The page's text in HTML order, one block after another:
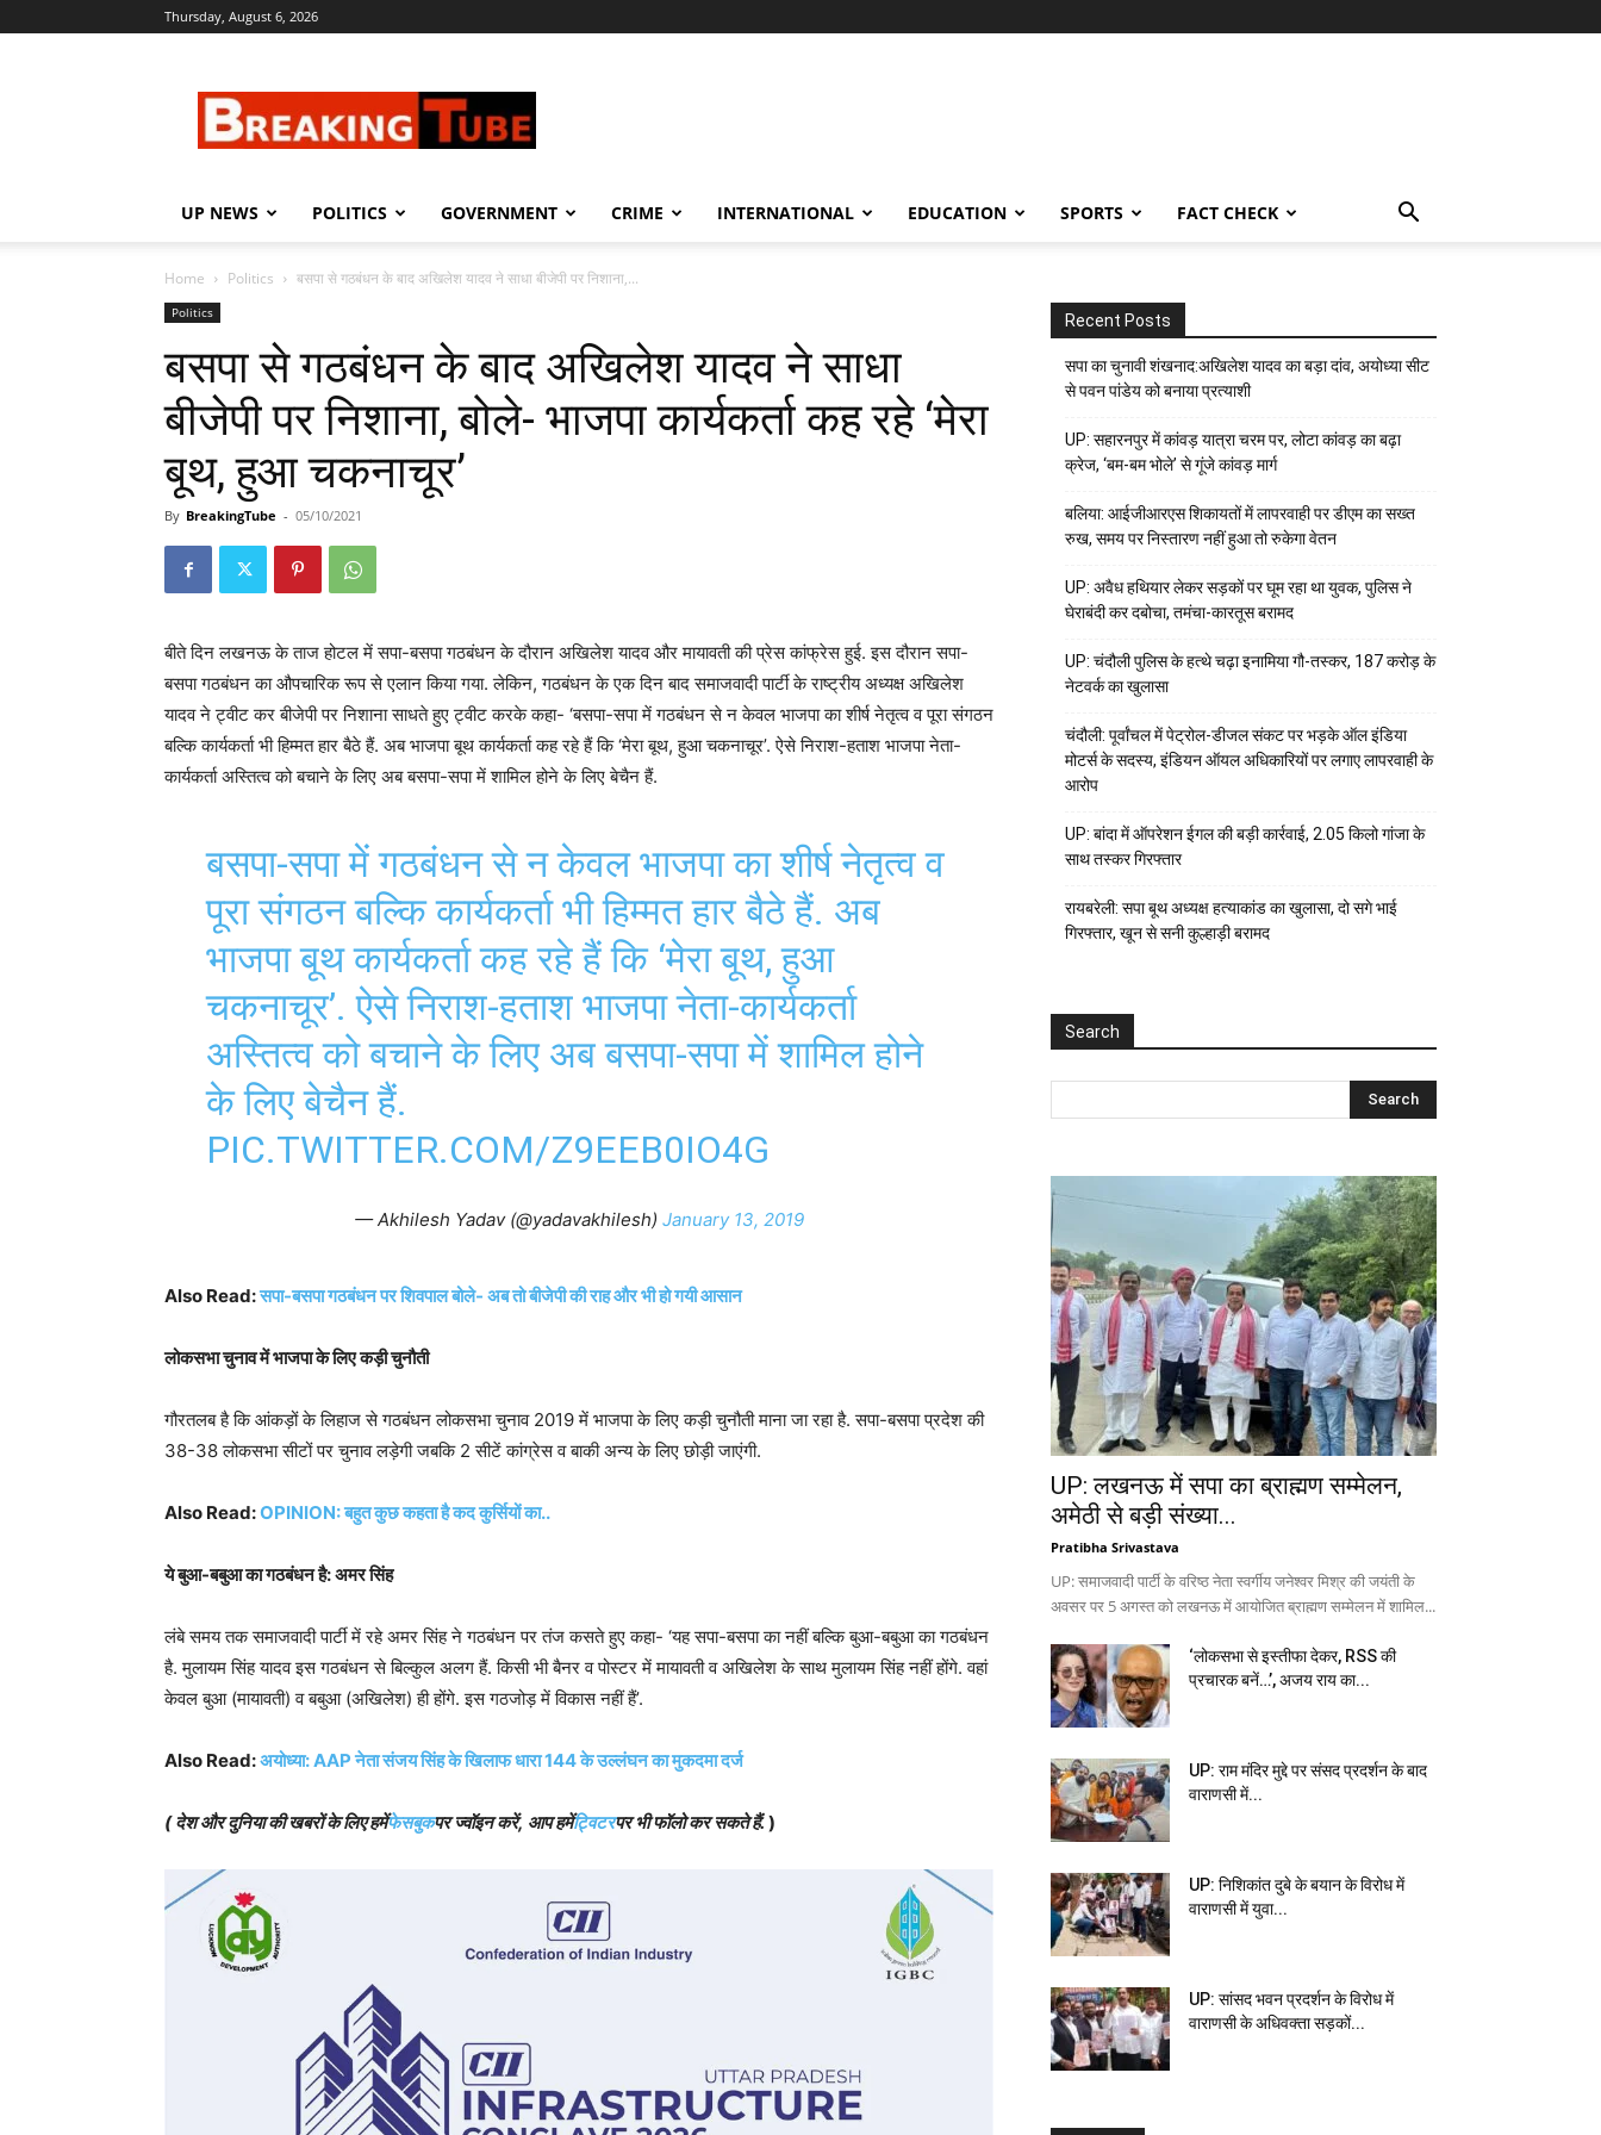
Thursday, August 6, 2026
UP NEWS POLITICS GOVERNMENT CRIME INTERNATIONAL EDUCATION SPORTS FACT CHECK
Home Politics बसपा से गठबंधन के बाद अखिलेश यादव ने साधा बीजेपी पर निशाना,...
Politics
बसपा से गठबंधन के बाद अखिलेश यादव ने साधा
बीजेपी पर निशाना, बोले- भाजपा कार्यकर्ता कह रहे ‘मेरा
बूथ, हुआ चकनाचूर’
By BreakingTube - 05/10/2021
बीते दिन लखनऊ के ताज होटल में सपा-बसपा गठबंधन के दौरान अखिलेश यादव और मायावती की प्रेस कांफ्रेस हुई. इस दौरान सपा-
बसपा गठबंधन का औपचारिक रूप से एलान किया गया. लेकिन, गठबंधन के एक दिन बाद समाजवादी पार्टी के राष्ट्रीय अध्यक्ष अखिलेश
यादव ने ट्वीट कर बीजेपी पर निशाना साधते हुए ट्वीट करके कहा- ‘बसपा-सपा में गठबंधन से न केवल भाजपा का शीर्ष नेतृत्व व पूरा संगठन
बल्कि कार्यकर्ता भी हिम्मत हार बैठे हैं. अब भाजपा बूथ कार्यकर्ता कह रहे हैं कि ‘मेरा बूथ, हुआ चकनाचूर’. ऐसे निराश-हताश भाजपा नेता-
कार्यकर्ता अस्तित्व को बचाने के लिए अब बसपा-सपा में शामिल होने के लिए बेचैन हैं.
बसपा-सपा में गठबंधन से न केवल भाजपा का शीर्ष नेतृत्व व
पूरा संगठन बल्कि कार्यकर्ता भी हिम्मत हार बैठे हैं. अब
भाजपा बूथ कार्यकर्ता कह रहे हैं कि ‘मेरा बूथ, हुआ
चकनाचूर’. ऐसे निराश-हताश भाजपा नेता-कार्यकर्ता
अस्तित्व को बचाने के लिए अब बसपा-सपा में शामिल होने
के लिए बेचैन हैं.
PIC.TWITTER.COM/Z9EEB0IO4G
— Akhilesh Yadav (@yadavakhilesh) January 13, 2019
Also Read:सपा-बसपा गठबंधन पर शिवपाल बोले- अब तो बीजेपी की राह और भी हो गयी आसान
लोकसभा चुनाव में भाजपा के लिए कड़ी चुनौती
गौरतलब है कि आंकड़ों के लिहाज से गठबंधन लोकसभा चुनाव 2019 में भाजपा के लिए कड़ी चुनौती माना जा रहा है. सपा-बसपा प्रदेश की
38-38 लोकसभा सीटों पर चुनाव लड़ेगी जबकि 2 सीटें कांग्रेस व बाकी अन्य के लिए छोड़ी जाएंगी.
Also Read:OPINION: बहुत कुछ कहता है कद कुर्सियों का..
ये बुआ-बबुआ का गठबंधन है: अमर सिंह
लंबे समय तक समाजवादी पार्टी में रहे अमर सिंह ने गठबंधन पर तंज कसते हुए कहा- ‘यह सपा-बसपा का नहीं बल्कि बुआ-बबुआ का गठबंधन
है. मुलायम सिंह यादव इस गठबंधन से बिल्कुल अलग हैं. किसी भी बैनर व पोस्टर में मायावती व अखिलेश के साथ मुलायम सिंह नहीं होंगे. वहां
केवल बुआ (मायावती) व बबुआ (अखिलेश) ही होंगे. इस गठजोड़ में विकास नहीं हैं’.
Also Read:अयोध्या: AAP नेता संजय सिंह के खिलाफ धारा 144 के उल्लंघन का मुकदमा दर्ज
( देश और दुनिया की खबरों के लिए हमेंफेसबुकपर ज्वॉइन करें, आप हमेंट्विटरपर भी फॉलो कर सकते हैं.)
Recent Posts
सपा का चुनावी शंखनाद:अखिलेश यादव का बड़ा दांव, अयोध्या सीट
से पवन पांडेय को बनाया प्रत्याशी
UP: सहारनपुर में कांवड़ यात्रा चरम पर, लोटा कांवड़ का बढ़ा
क्रेज, ‘बम-बम भोले’ से गूंजे कांवड़ मार्ग
बलिया: आईजीआरएस शिकायतों में लापरवाही पर डीएम का सख्त
रुख, समय पर निस्तारण नहीं हुआ तो रुकेगा वेतन
UP: अवैध हथियार लेकर सड़कों पर घूम रहा था युवक, पुलिस ने
घेराबंदी कर दबोचा, तमंचा-कारतूस बरामद
UP: चंदौली पुलिस के हत्थे चढ़ा इनामिया गौ-तस्कर, 187 करोड़ के
नेटवर्क का खुलासा
चंदौली: पूर्वांचल में पेट्रोल-डीजल संकट पर भड़के ऑल इंडिया
मोटर्स के सदस्य, इंडियन ऑयल अधिकारियों पर लगाए लापरवाही के
आरोप
UP: बांदा में ऑपरेशन ईगल की बड़ी कार्रवाई, 2.05 किलो गांजा के
साथ तस्कर गिरफ्तार
रायबरेली: सपा बूथ अध्यक्ष हत्याकांड का खुलासा, दो सगे भाई
गिरफ्तार, खून से सनी कुल्हाड़ी बरामद
Search
UP: लखनऊ में सपा का ब्राह्मण सम्मेलन,
अमेठी से बड़ी संख्या...
Pratibha Srivastava
UP: समाजवादी पार्टी के वरिष्ठ नेता स्वर्गीय जनेश्वर मिश्र की जयंती के
अवसर पर 5 अगस्त को लखनऊ में आयोजित ब्राह्मण सम्मेलन में शामिल...
‘लोकसभा से इस्तीफा देकर, RSS की
प्रचारक बनें…’, अजय राय का...
UP: राम मंदिर मुद्दे पर संसद प्रदर्शन के बाद
वाराणसी में...
UP: निशिकांत दुबे के बयान के विरोध में
वाराणसी में युवा...
UP: सांसद भवन प्रदर्शन के विरोध में
वाराणसी के अधिवक्ता सड़कों...